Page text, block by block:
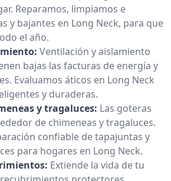
Reparamos, limpiamos e
y bajantes en Long Neck, para que
el año.
Ventilación y aislamiento
bajas las facturas de energía y
Evaluamos áticos en Long Neck
y duraderas.
y tragaluces: Las goteras
de chimeneas y tragaluces.
confiable de tapajuntas y
para hogares en Long Neck.
Extiende la vida de tu